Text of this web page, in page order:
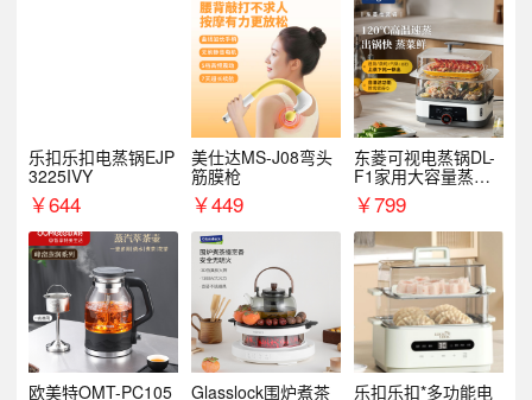
乐扣乐扣电蒸锅EJP
3225IVY
￥644
美仕达MS-J08弯头
筋膜枪
￥449
东菱可视电蒸锅DL-
F1家用大容量蒸炖
锅
￥799
欧美特OMT-PC105
Glasslock围炉煮茶
乐扣乐扣*多功能电